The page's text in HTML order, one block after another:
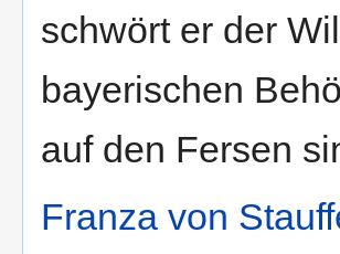
schwört er der
bayerischen
auf den Fersen
Franza von